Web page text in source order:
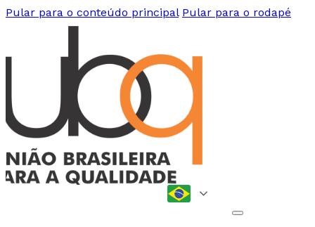
Pular para o conteúdo principal Pular para o rodapé